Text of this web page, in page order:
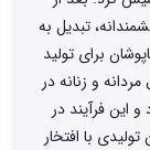
تبدیل به
برای تولید
و زنانه در
و این فرآیند در
با افتخار